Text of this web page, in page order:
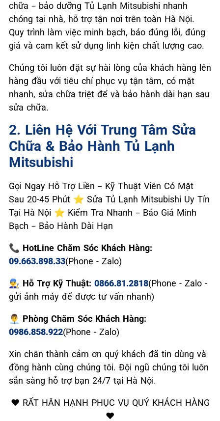
chữa – bảo dưỡng Tủ Lạnh Mitsubishi nhanh
chóng tại nhà, hỗ trợ tận nơi trên toàn Hà Nội.
Quy trình làm việc minh bạch, báo đúng lỗi, đúng
giá và cam kết sử dụng linh kiện chất lượng cao.
Chúng tôi luôn đặt sự hài lòng của khách hàng lên
hàng đầu với tiêu chí phục vụ tận tâm, có mặt
nhanh, sửa chữa triệt để và bảo hành dài hạn sau
sửa chữa.
2. Liên Hệ Với Trung Tâm Sửa
Chữa & Bảo Hành Tủ Lạnh
Mitsubishi
Gọi Ngay Hỗ Trợ Liền – Kỹ Thuật Viên Có Mặt
Sau 20-45 Phút ⭐ Sửa Tủ Lạnh Mitsubishi Uy Tín
Tại Hà Nội ⭐ Kiểm Tra Nhanh – Báo Giá Minh
Bạch – Bảo Hành Dài Hạn
📞 HotLine Chăm Sóc Khách Hàng:
09.663.898.33(Phone - Zalo)
👨‍🔧 Hỗ Trợ Kỹ Thuật: 0866.81.2818(Phone - Zalo -
gửi ảnh máy để được tư vấn nhanh)
👨‍💼 Phòng Chăm Sóc Khách Hàng:
0986.858.922(Phone - Zalo)
Xin chân thành cảm ơn quý khách đã tin dùng và
đồng hành cùng chúng tôi. Đội ngũ chúng tôi luôn
sẵn sàng hỗ trợ bạn 24/7 tại Hà Nội.
❤️ RẤT HÂN HẠNH PHỤC VỤ QUÝ KHÁCH HÀNG
❤️